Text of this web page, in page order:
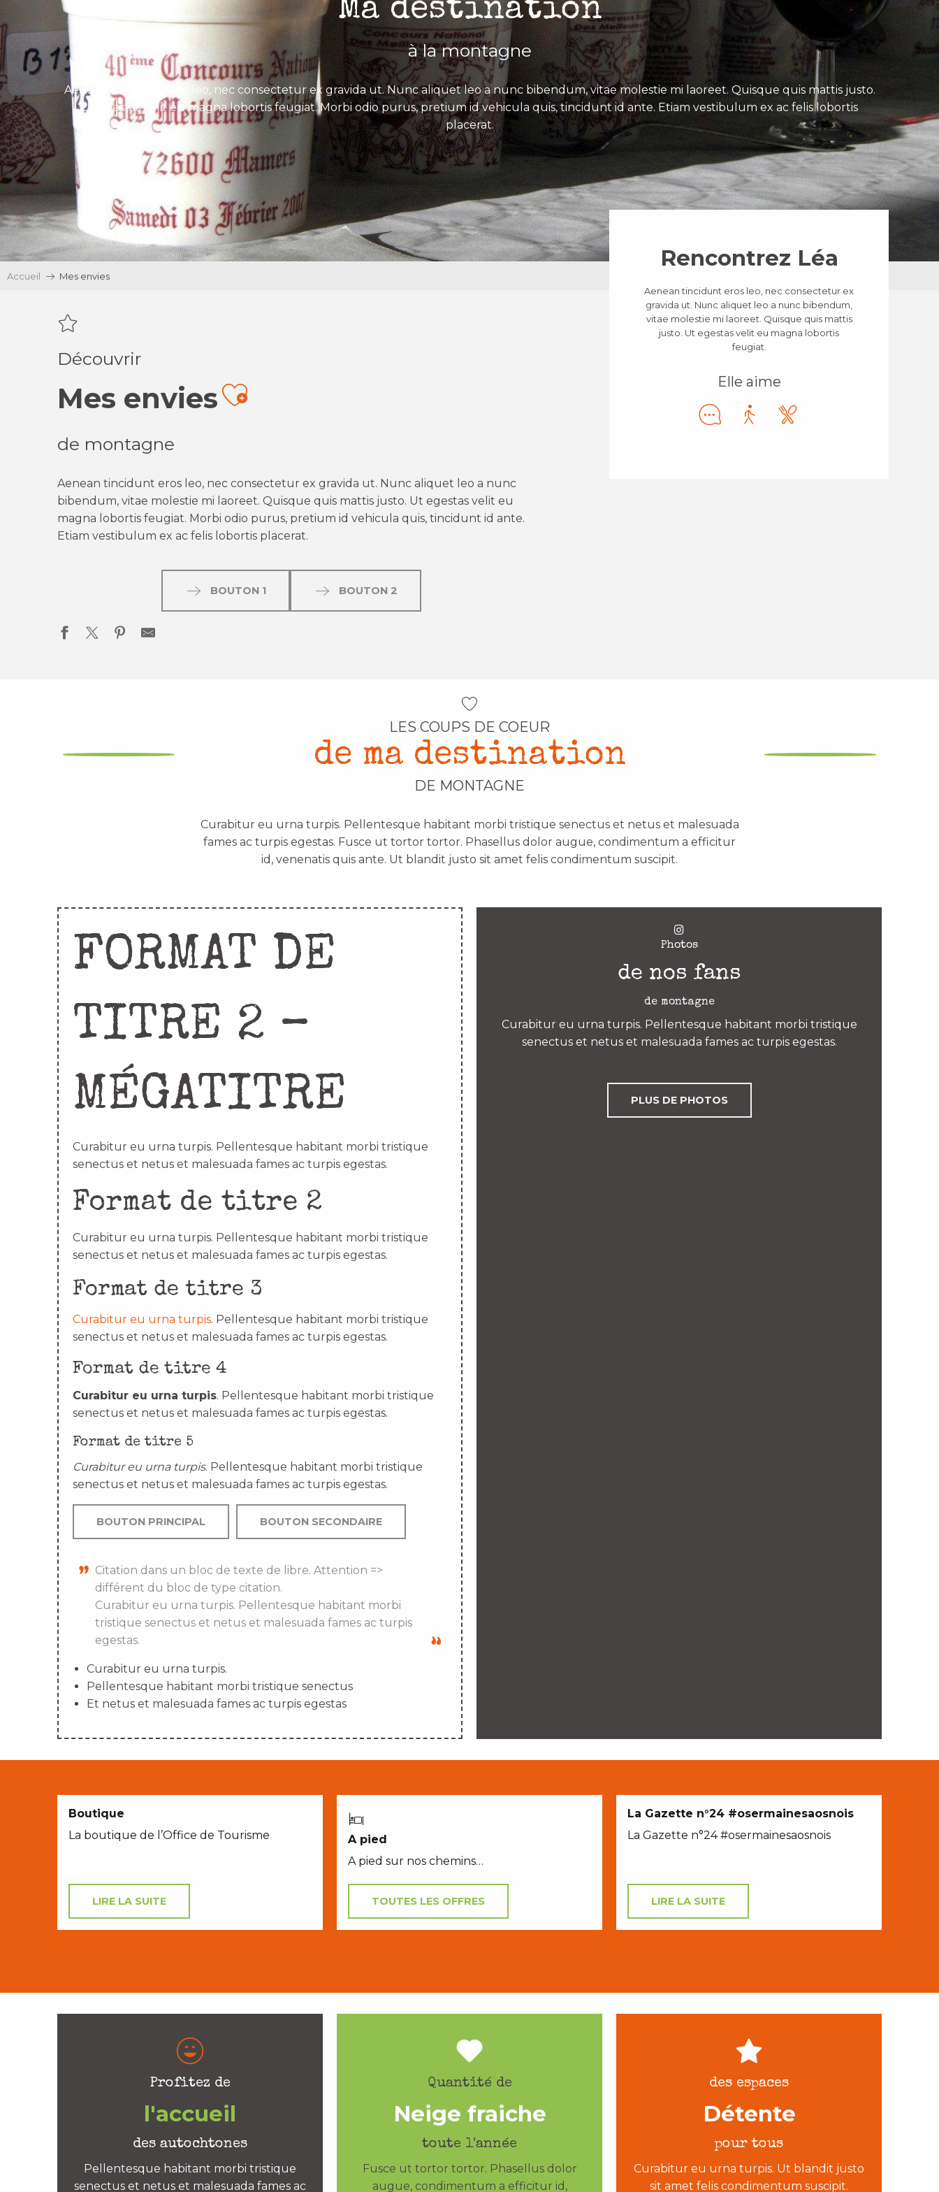
Ma destination
à la montagne
Aenean tincidunt eros leo, nec consectetur ex gravida ut. Nunc aliquet leo a nunc bibendum, vitae molestie mi laoreet. Quisque quis mattis justo.
Ut egestas velit eu magna lobortis feugiat. Morbi odio purus, pretium id vehicula quis, tincidunt id ante. Etiam vestibulum ex ac felis lobortis
placerat.
Accueil Mes envies
Découvrir
Mes enviesAjouter aux favoris
de montagne
Aenean tincidunt eros leo, nec consectetur ex gravida ut. Nunc aliquet leo a nunc
bibendum, vitae molestie mi laoreet. Quisque quis mattis justo. Ut egestas velit eu
magna lobortis feugiat. Morbi odio purus, pretium id vehicula quis, tincidunt id ante.
Etiam vestibulum ex ac felis lobortis placerat.
BOUTON 1 BOUTON 2
Rencontrez Léa
Aenean tincidunt eros leo, nec consectetur ex
gravida ut. Nunc aliquet leo a nunc bibendum,
vitae molestie mi laoreet. Quisque quis mattis
justo. Ut egestas velit eu magna lobortis
feugiat.
Elle aime
LES COUPS DE COEUR
de ma destination
DE MONTAGNE
Curabitur eu urna turpis. Pellentesque habitant morbi tristique senectus et netus et malesuada
fames ac turpis egestas. Fusce ut tortor tortor. Phasellus dolor augue, condimentum a efficitur
id, venenatis quis ante. Ut blandit justo sit amet felis condimentum suscipit.
FORMAT DE
TITRE 2 –
MÉGATITRE
Curabitur eu urna turpis. Pellentesque habitant morbi tristique
senectus et netus et malesuada fames ac turpis egestas.
Format de titre 2
Curabitur eu urna turpis. Pellentesque habitant morbi tristique
senectus et netus et malesuada fames ac turpis egestas.
Format de titre 3
Curabitur eu urna turpis. Pellentesque habitant morbi tristique
senectus et netus et malesuada fames ac turpis egestas.
Format de titre 4
Curabitur eu urna turpis. Pellentesque habitant morbi tristique
senectus et netus et malesuada fames ac turpis egestas.
Format de titre 5
Curabitur eu urna turpis. Pellentesque habitant morbi tristique
senectus et netus et malesuada fames ac turpis egestas.
BOUTON PRINCIPAL BOUTON SECONDAIRE
Citation dans un bloc de texte de libre. Attention =>
différent du bloc de type citation.
Curabitur eu urna turpis. Pellentesque habitant morbi
tristique senectus et netus et malesuada fames ac turpis
egestas.
Curabitur eu urna turpis.
Pellentesque habitant morbi tristique senectus
Et netus et malesuada fames ac turpis egestas
Photos
de nos fans
de montagne
Curabitur eu urna turpis. Pellentesque habitant morbi tristique
senectus et netus et malesuada fames ac turpis egestas.
PLUS DE PHOTOS
Boutique
La boutique de l’Office de Tourisme
LIRE LA SUITE
A pied
A pied sur nos chemins…
TOUTES LES OFFRES
La Gazette n°24 #osermainesaosnois
La Gazette n°24 #osermainesaosnois
LIRE LA SUITE
Profitez de
l'accueil
des autochtones
Pellentesque habitant morbi tristique
senectus et netus et malesuada fames ac
Quantité de
Neige fraiche
toute l'année
Fusce ut tortor tortor. Phasellus dolor
augue, condimentum a efficitur id,
des espaces
Détente
pour tous
Curabitur eu urna turpis. Ut blandit justo
sit amet felis condimentum suscipit.